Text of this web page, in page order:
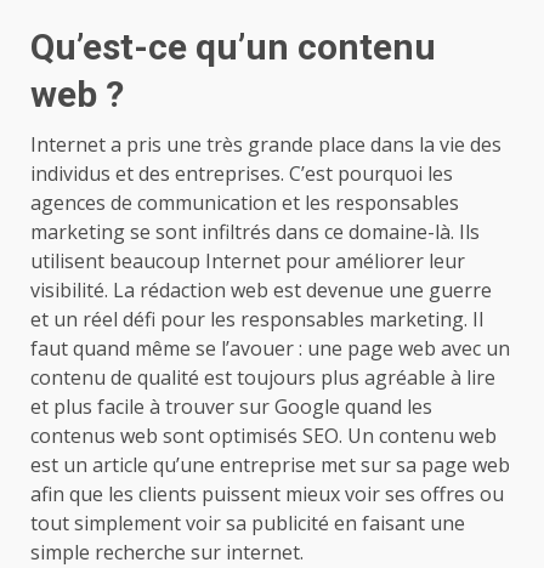
Qu’est-ce qu’un contenu
web ?
Internet a pris une très grande place dans la vie des
individus et des entreprises. C’est pourquoi les
agences de communication et les responsables
marketing se sont infiltrés dans ce domaine-là. Ils
utilisent beaucoup Internet pour améliorer leur
visibilité. La rédaction web est devenue une guerre
et un réel défi pour les responsables marketing. Il
faut quand même se l’avouer : une page web avec un
contenu de qualité est toujours plus agréable à lire
et plus facile à trouver sur Google quand les
contenus web sont optimisés SEO. Un contenu web
est un article qu’une entreprise met sur sa page web
afin que les clients puissent mieux voir ses offres ou
tout simplement voir sa publicité en faisant une
simple recherche sur internet.